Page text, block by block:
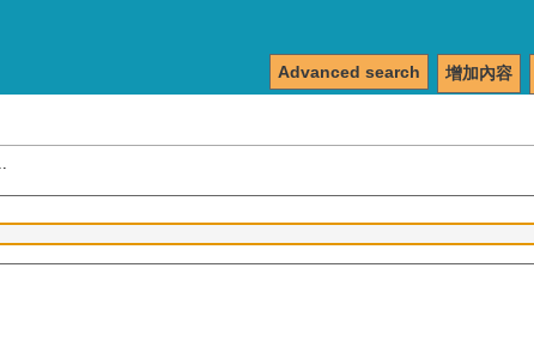
增加內容
Advanced search